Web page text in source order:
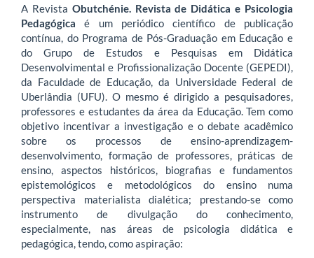
A Revista Obutchénie. Revista de Didática e Psicologia
Pedagógica é um periódico científico de publicação
contínua, do Programa de Pós-Graduação em Educação e
do Grupo de Estudos e Pesquisas em Didática
Desenvolvimental e Profissionalização Docente (GEPEDI),
da Faculdade de Educação, da Universidade Federal de
Uberlândia (UFU). O mesmo é dirigido a pesquisadores,
professores e estudantes da área da Educação. Tem como
objetivo incentivar a investigação e o debate acadêmico
sobre os processos de ensino-aprendizagem-
desenvolvimento, formação de professores, práticas de
ensino, aspectos históricos, biografias e fundamentos
epistemológicos e metodológicos do ensino numa
perspectiva materialista dialética; prestando-se como
instrumento de divulgação do conhecimento,
especialmente, nas áreas de psicologia didática e
pedagógica, tendo, como aspiração: